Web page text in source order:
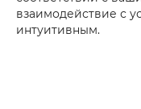
взаимодействие с
интуитивным.